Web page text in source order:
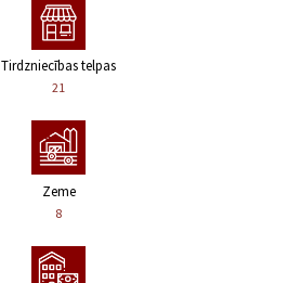
Tirdzniecības telpas
21
Zeme
8